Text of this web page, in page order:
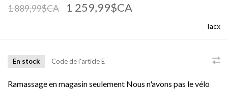
1 889,99$CA 1 259,99$CA
Tacx
En stock Code de l'articleE
Ramassage en magasin seulement Nous n'avons pas le vélo